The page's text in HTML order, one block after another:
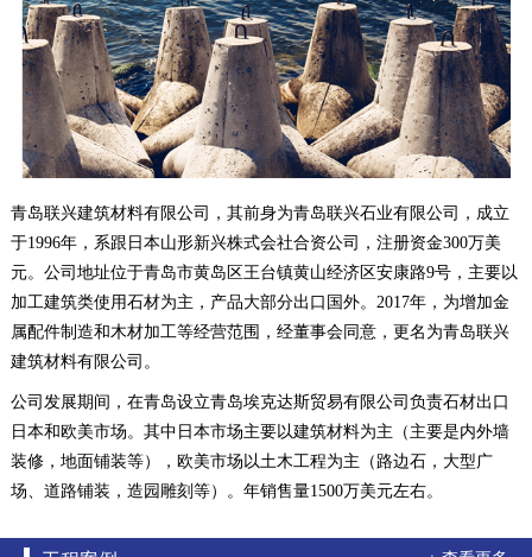
青岛联兴建筑材料有限公司，其前身为青岛联兴石业有限公司，成立
于1996年，系跟日本山形新兴株式会社合资公司，注册资金300万美
元。公司地址位于青岛市黄岛区王台镇黄山经济区安康路9号，主要以
加工建筑类使用石材为主，产品大部分出口国外。2017年，为增加金
属配件制造和木材加工等经营范围，经董事会同意，更名为青岛联兴
建筑材料有限公司。
公司发展期间，在青岛设立青岛埃克达斯贸易有限公司负责石材出口
日本和欧美市场。其中日本市场主要以建筑材料为主（主要是内外墙
装修，地面铺装等），欧美市场以土木工程为主（路边石，大型广
场、道路铺装，造园雕刻等）。年销售量1500万美元左右。